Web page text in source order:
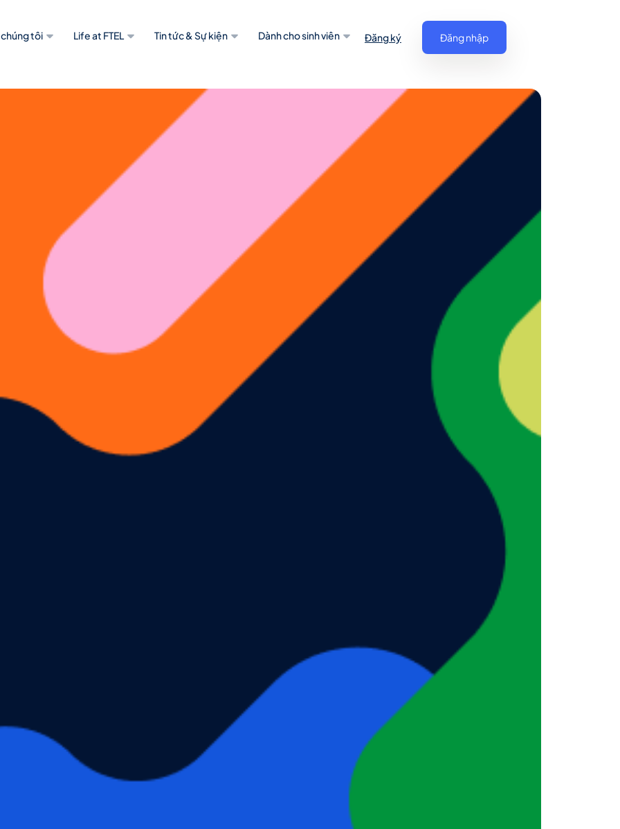
tôi Life at FTEL Tin tức & Sự kiện Dành cho sinh viên Đăng ký Đăng nhập